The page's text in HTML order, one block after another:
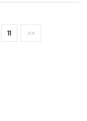
11 >>